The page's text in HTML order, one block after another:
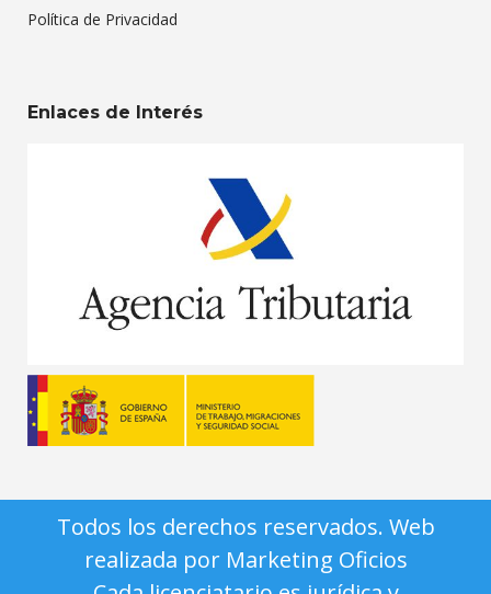
Política de Privacidad
Enlaces de Interés
Todos los derechos reservados. Web
realizada por Marketing Oficios